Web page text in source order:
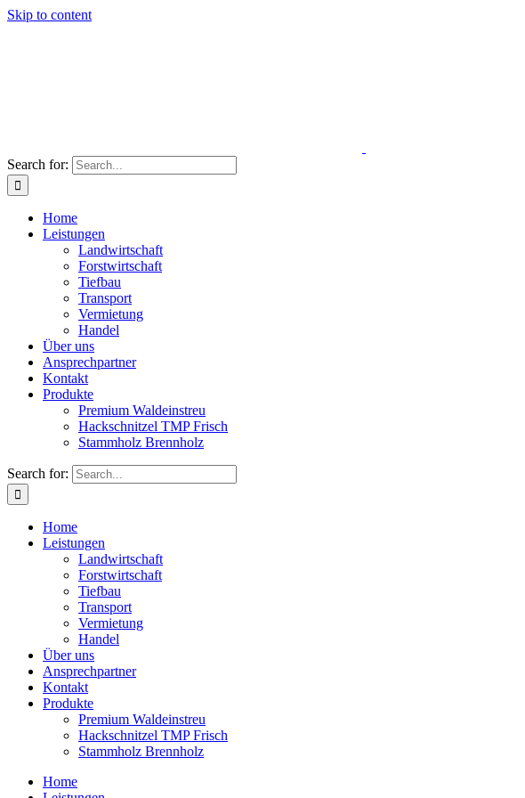
Skip to content
Forstwirtschaft
Handel
Über uns
Ansprechpartner
Kontakt
Produkte
Premium Waldeinstreu
Hackschnitzel TMP Frisch
Stammholz Brennholz
Search for:
Home
Leistungen
Forstwirtschaft
Handel
Über uns
Ansprechpartner
Kontakt
Produkte
Premium Waldeinstreu
Hackschnitzel TMP Frisch
Stammholz Brennholz
Home
Leistungen
Landwirtschaft
Forstwirtschaft
Tiefbau
Transport
Handel